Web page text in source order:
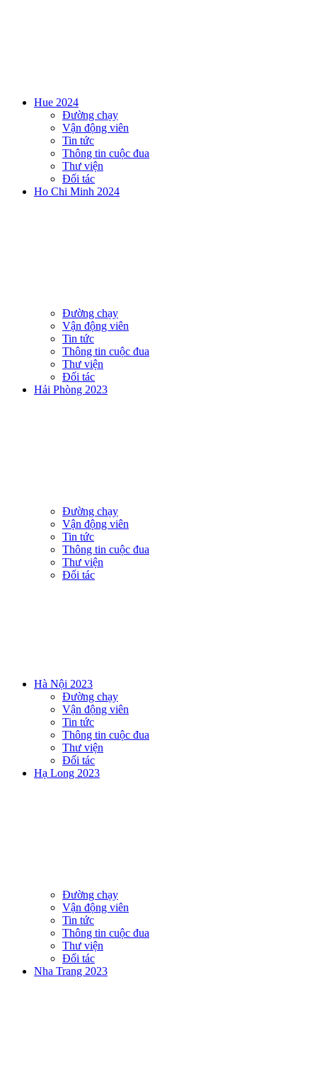
Hue 2024
Đường chạy
Vận động viên
Tin tức
Thông tin cuộc đua
Thư viện
Đối tác
Ho Chi Minh 2024
Đường chạy
Vận động viên
Tin tức
Thông tin cuộc đua
Thư viện
Đối tác
Hải Phòng 2023
Đường chạy
Vận động viên
Tin tức
Thông tin cuộc đua
Thư viện
Đối tác
Hà Nội 2023
Đường chạy
Vận động viên
Tin tức
Thông tin cuộc đua
Thư viện
Đối tác
Hạ Long 2023
Đường chạy
Vận động viên
Tin tức
Thông tin cuộc đua
Thư viện
Đối tác
Nha Trang 2023